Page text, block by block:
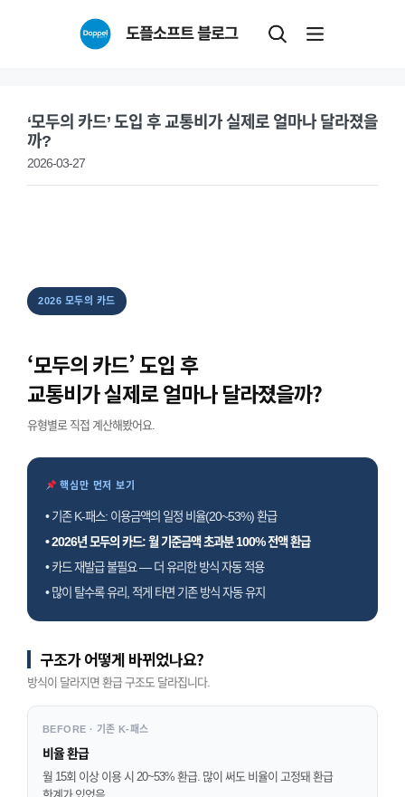
도플소프트 블로그
‘모두의 카드’ 도입 후 교통비가 실제로 얼마나 달라졌을
까?
2026-03-27
2026 모두의 카드
‘모두의 카드’ 도입 후
교통비가 실제로 얼마나 달라졌을까?
유형별로 직접 계산해봤어요.
핵심만 먼저 보기
• 기존 K-패스: 이용금액의 일정 비율(20~53%) 환급
• 2026년 모두의 카드: 월 기준금액 초과분 100% 전액 환급
• 카드 재발급 불필요 — 더 유리한 방식 자동 적용
• 많이 탈수록 유리, 적게 타면 기존 방식 자동 유지
구조가 어떻게 바뀌었나요?
방식이 달라지면 환급 구조도 달라집니다.
BEFORE · 기존 K-패스
비율 환급
월 15회 이상 이용 시 20~53% 환급. 많이 써도 비율이 고정돼 환급